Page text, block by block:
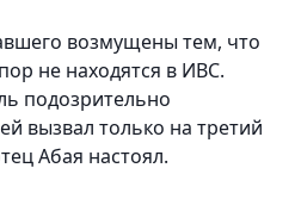
возмущены тем, что
не находятся в ИВС.
подозрительно
вызвал только на третий
Абая настоял.